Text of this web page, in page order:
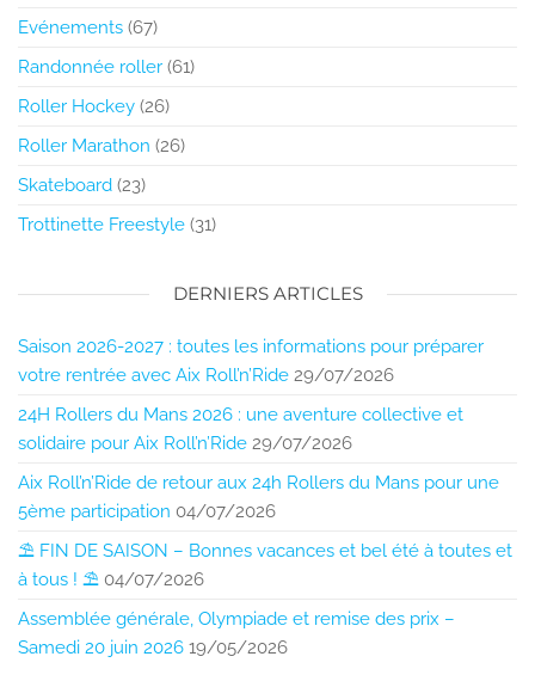
Evénements (67)
Randonnée roller (61)
Roller Hockey (26)
Roller Marathon (26)
Skateboard (23)
Trottinette Freestyle (31)
DERNIERS ARTICLES
Saison 2026-2027 : toutes les informations pour préparer
votre rentrée avec Aix Roll’n’Ride 29/07/2026
24H Rollers du Mans 2026 : une aventure collective et
solidaire pour Aix Roll’n’Ride 29/07/2026
Aix Roll’n’Ride de retour aux 24h Rollers du Mans pour une
5ème participation 04/07/2026
⛱️ FIN DE SAISON – Bonnes vacances et bel été à toutes et
à tous ! ⛱️ 04/07/2026
Assemblée générale, Olympiade et remise des prix –
Samedi 20 juin 2026 19/05/2026